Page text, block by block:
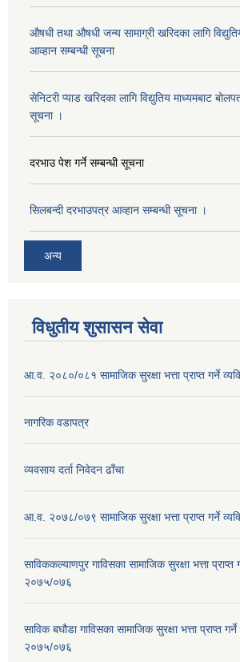
औषधी तथा औषधी जन्य सामाग्री खरिदका लागि
आव्हान सम्बन्धी सूचना
सेनिटरी प्याड खरिदका लागि विद्युतिय माध्यमबाट
सूचना ।
दरभाउ पेश गर्ने सम्बन्धी सूचना
सिलबन्दी दरभाउपत्र आव्हान सम्बन्धी सूचना ।
अन्य
विधुतीय शुसासन सेवा
आ.व. २०८०/०८१ सामाजिक सुरक्षा भत्ता प्राप्त गर्ने
नागरिक वडापत्र
व्यवसाय दर्ता निवेदन ढाँचा
आ.व. २०७८/०७९ सामाजिक सुरक्षा भत्ता प्राप्त गर्ने
साविककल्याणपुर गाविसका सामाजिक सुरक्षा भत्ता प्राप्त
२०७५/०७६
साविक बघौडा गाविसका सामाजिक सुरक्षा भत्ता प्राप्त
२०७५/०७६